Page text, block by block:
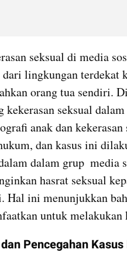
seksual di media
dari lingkungan terdekat
orang tua sendiri.
kekerasan seksual
anak dan
dan kasus ini
dalam grup  media
hasrat seksual
Hal ini menunjukkan
untuk
Pencegahan